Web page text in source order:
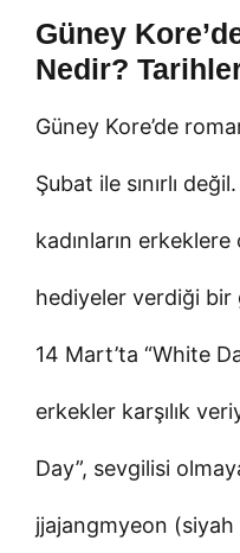
Güney
Nedir?
Güney Kore’de
Şubat ile sınırlı
kadınların
hediyeler verdiği bir
14 Mart’ta “White
erkekler karşılık
Day”, sevgilisi
jjajangmyeon